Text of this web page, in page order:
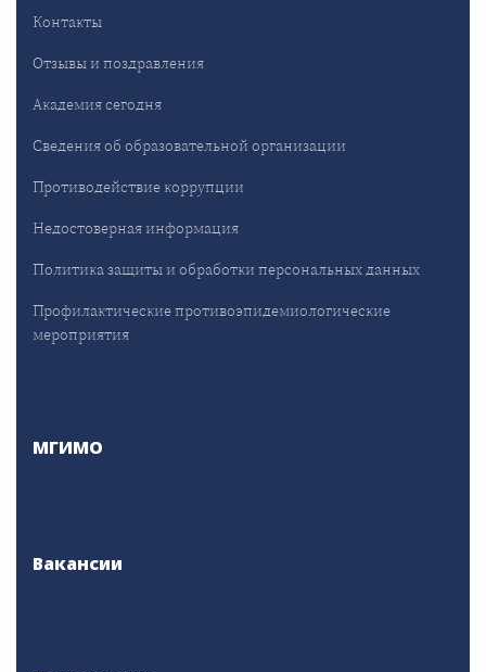
Контакты
Отзывы и поздравления
Академия сегодня
Сведения об образовательной организации
Противодействие коррупции
Недостоверная информация
Политика защиты и обработки персональных данных
Профилактические противоэпидемиологические
мероприятия
МГИМО
Вакансии